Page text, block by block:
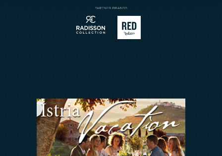
Wir Halten zusammen